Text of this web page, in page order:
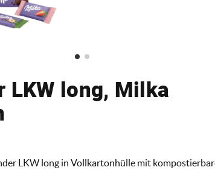
LKW long, Milka
LKW long in Vollkartonhülle mit